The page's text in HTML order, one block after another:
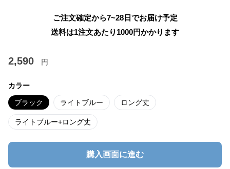
ご注文確定から7~28日でお届け予定
送料は1注文あたり 1000円かかります
2,590 円
カラー
ブラック ライトブルー ロング丈
ライトブルー+ロング丈
購入画面に進む